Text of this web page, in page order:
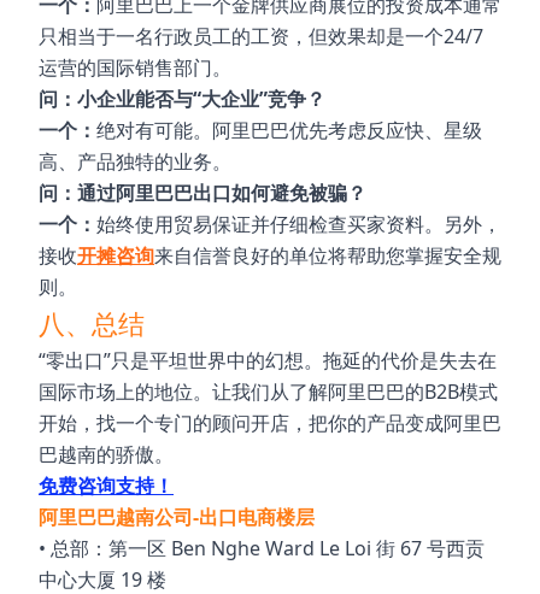
只相当于一名行政员工的工资，但效果却是一个24/7
运营的国际销售部门。
问：小企业能否与“大企业”竞争？
一个： 绝对有可能。阿里巴巴优先考虑反应快、星级
高、产品独特的业务。
问：通过阿里巴巴出口如何避免被骗？
一个： 始终使用贸易保证并仔细检查买家资料。另外，
接收开摊咨询来自信誉良好的单位将帮助您掌握安全规
则。
八、总结
“零出口”只是平坦世界中的幻想。拖延的代价是失去在
国际市场上的地位。让我们从了解阿里巴巴的B2B模式
开始，找一个专门的顾问开店，把你的产品变成阿里巴
巴越南的骄傲。
免费咨询支持！
阿里巴巴越南公司-出口电商楼层
• 总部：第一区 Ben Nghe Ward Le Loi 街 67 号西贡
中心大厦 19 楼